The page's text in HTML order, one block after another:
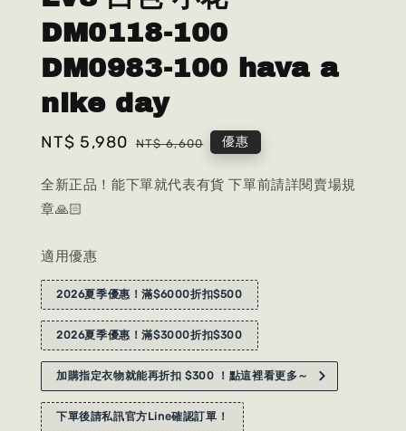
DM0118-100
DM0983-100 hava a
nike day
Sale
NT$ 5,980 Regular
NT$ 6,600 優惠
全新正品！能下單就代表有貨 下單前請詳閱賣場規
章🙏🏻
適用優惠
2026夏季優惠！滿$6000折扣$500
2026夏季優惠！滿$3000折扣$300
加購指定衣物就能再折扣 $300 ！點這裡看更多～
下單後請私訊官方Line確認訂單！